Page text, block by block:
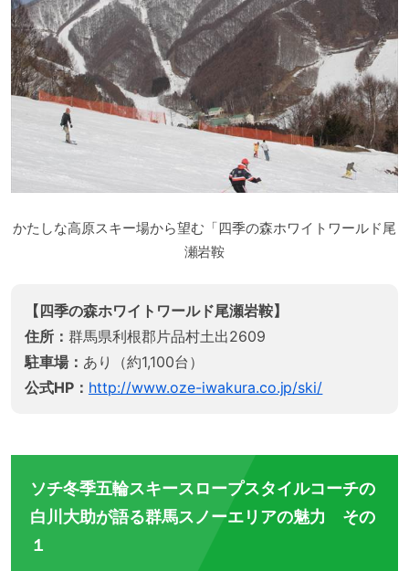
かたしな高原スキー場から望む「四季の森ホワイトワールド尾
瀬岩鞍
【四季の森ホワイトワールド尾瀬岩鞍】
住所： 群馬県利根郡片品村土出2609
駐車場： あり（約1,100台）
公式HP： http://www.oze-iwakura.co.jp/ski/
ソチ冬季五輪スキースロープスタイルコーチの
白川大助が語る群馬スノーエリアの魅力 その
１